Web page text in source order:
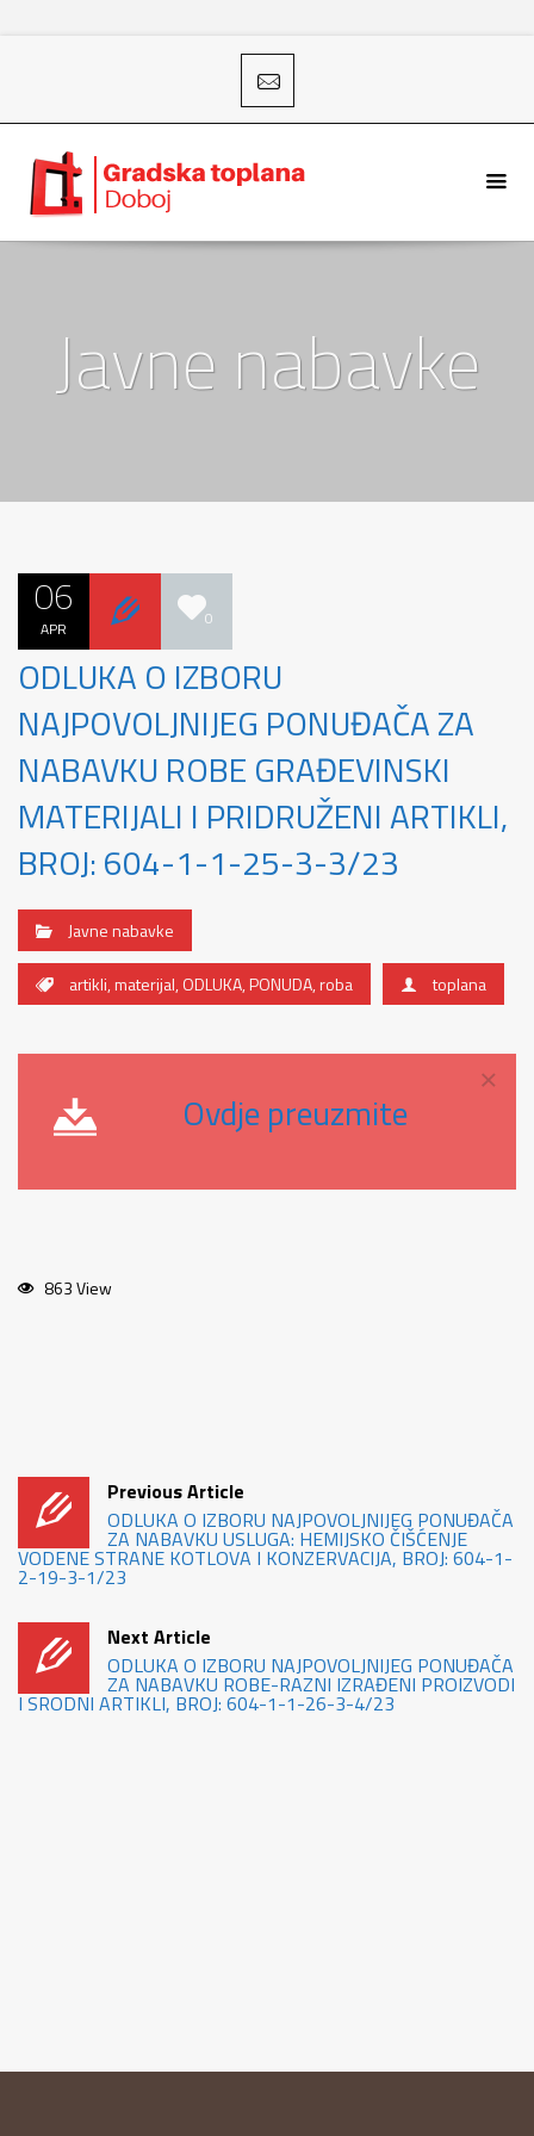
Javne nabavke
06
APR 0
ODLUKA O IZBORU
NAJPOVOLJNIJEG PONUĐAČA ZA
NABAVKU ROBE GRAĐEVINSKI
MATERIJALI I PRIDRUŽENI ARTIKLI,
BROJ: 604-1-1-25-3-3/23
Javne nabavke
artikli,materijal,ODLUKA,PONUDA,roba toplana
Ovdje preuzmite
×
863 View
Previous Article
ODLUKA O IZBORU NAJPOVOLJNIJEG PONUĐAČA
ZA NABAVKU USLUGA: HEMIJSKO ČIŠĆENJE
VODENE STRANE KOTLOVA I KONZERVACIJA, BROJ: 604-1-
2-19-3-1/23
Next Article
ODLUKA O IZBORU NAJPOVOLJNIJEG PONUĐAČA
ZA NABAVKU ROBE-RAZNI IZRAĐENI PROIZVODI
I SRODNI ARTIKLI, BROJ: 604-1-1-26-3-4/23